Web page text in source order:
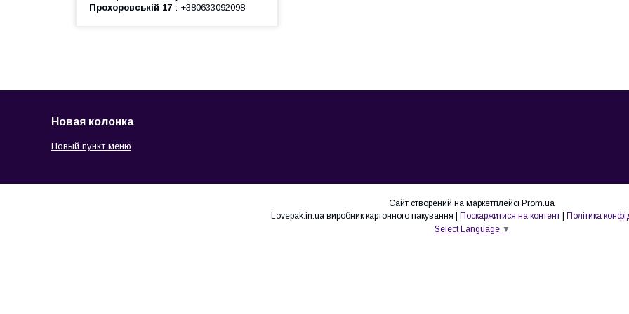
Прохоровській 17
+380633092098
Новая колонка
Новый пункт меню
Сайт створений на маркетплейсі Prom.ua
Lovepak.in.ua виробник картонного пакування | Поскаржитися на контент | Політика
Select Language ▼